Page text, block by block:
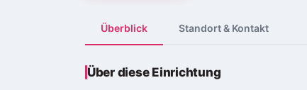
Überblick Standort & Kontakt
Über diese Einrichtung